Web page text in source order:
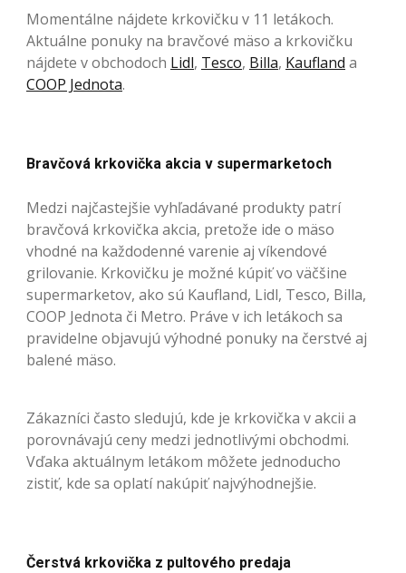
Momentálne nájdete krkovičku v 11 letákoch.
Aktuálne ponuky na bravčové mäso a krkovičku
nájdete v obchodoch Lidl, Tesco, Billa, Kaufland a
COOP Jednota.
Bravčová krkovička akcia v supermarketoch
Medzi najčastejšie vyhľadávané produkty patrí
bravčová krkovička akcia, pretože ide o mäso
vhodné na každodenné varenie aj víkendové
grilovanie. Krkovičku je možné kúpiť vo väčšine
supermarketov, ako sú Kaufland, Lidl, Tesco, Billa,
COOP Jednota či Metro. Práve v ich letákoch sa
pravidelne objavujú výhodné ponuky na čerstvé aj
balené mäso.
Zákazníci často sledujú, kde je krkovička v akcii a
porovnávajú ceny medzi jednotlivými obchodmi.
Vďaka aktuálnym letákom môžete jednoducho
zistiť, kde sa oplatí nakúpiť najvýhodnejšie.
Čerstvá krkovička z pultového predaja